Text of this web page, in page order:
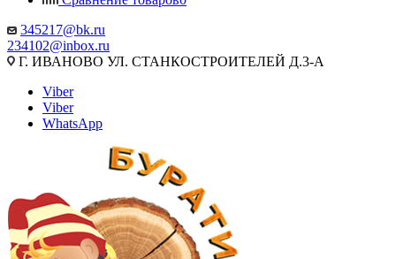
345217@bk.ru
234102@inbox.ru
Г. ИВАНОВО УЛ. СТАНКОСТРОИТЕЛЕЙ Д.3-А
Viber
Viber
WhatsApp